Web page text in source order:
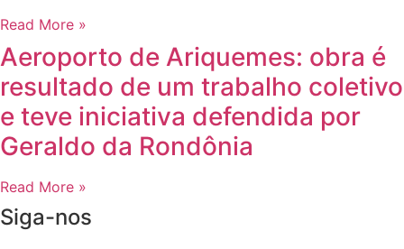
Read More »
Aeroporto de Ariquemes: obra é
resultado de um trabalho coletivo
e teve iniciativa defendida por
Geraldo da Rondônia
Read More »
Siga-nos